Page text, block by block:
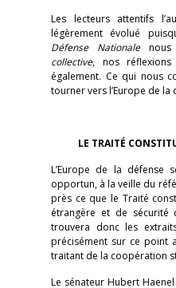
Les lecteurs attentifs
légèrement évolué
Défense Nationalenous
collective, nos réflexions
également. Ce qui nous
tourner vers l’Europe de la
LE TRAITÉ
L’Europe de la défense
opportun, à la veille du
près ce que le Traité
étrangère et de sécurité
trouvera donc les
précisément sur ce point
traitant de la coopération
Le sénateur Hubert